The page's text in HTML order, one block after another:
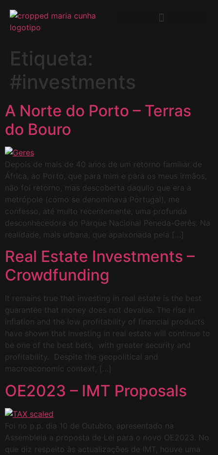
Etiqueta:
#investments
A Norte do Porto – Terras
do Bouro
Depois de mais de 40 anos de um retorno familiar de
África, ao Porto, que para mim e para os meus irmãos,
não foi retorno, mas descoberta daquilo que era a
metrópole (como se denominava Portugal), me
confesso, até muito recentemente, uma profunda
desconhecedora do Parque Nacional Peneda-Gerês. Na
realidade, mais urbana, que apaixonada pela […]
Real Estate Investments –
Crowdfunding
It remains true that investing in real estate is the best
guarantee that money does not devalue. The rise in
inflation and the low profitability of financial products
have shown that investing in real estate will continue to
be one of the best bets, with greater security and
profitability. Despite the geopolitical and
macroeconomic context, […]
OE2023 – IMT Proposals
Foi no p.p. dia 10 de Outubro, apresentado na
Assembleia a proposta de Lei para o novo OE2023. No
que diz respeito às actualizações de IMT, houve uma